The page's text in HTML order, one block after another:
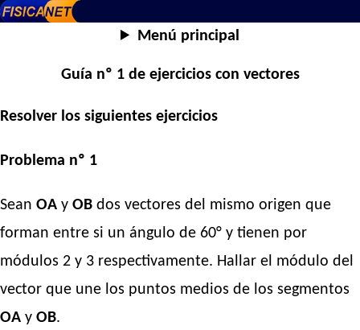
Menú principal
Guía nº 1 de ejercicios con vectores
Resolver los siguientes ejercicios
Problema nº 1
Sean OA y OB dos vectores del mismo origen que
forman entre si un ángulo de 60° y tienen por
módulos 2 y 3 respectivamente. Hallar el módulo del
vector que une los puntos medios de los segmentos
OA y OB.